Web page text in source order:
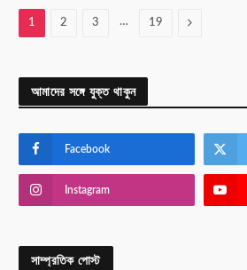
1 2 3 … 19 Next
আমাদের সঙ্গে যুক্ত থাকুন
Facebook
Instagram
সাম্প্রতিক পোস্ট